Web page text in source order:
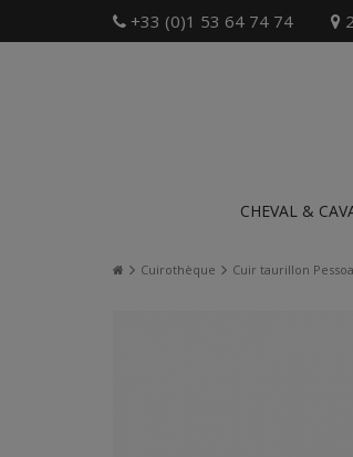
+33 (0)1 53 64 74 74
CHEVAL &
Cuirothèque Cuir taurillon